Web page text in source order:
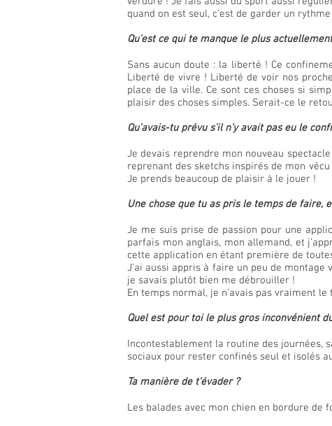
quand on est seul, c’est de garder un
Qu’est ce qui te manque le plus
Sans aucun doute : la liberté ! Ce
Liberté de vivre ! Liberté de voir nos
place de la ville. Ce sont ces choses si
plaisir des choses simples. Serait-ce le
Qu’avais-tu prévu s’il n’y avait pas eu le
Je devais reprendre mon nouveau
reprenant des sketchs inspirés de mon
Je prends beaucoup de plaisir à le jouer !
Une chose que tu as pris le temps de faire,
Je me suis prise de passion pour une
parfais mon anglais, mon allemand, et
cette application en étant première de
J’ai aussi appris à faire un peu de
je savais plutôt bien me débrouiller !
En temps normal, je n’avais pas vraiment
Quel est pour toi le plus gros inconvénient
Incontestablement la routine des journées,
sociaux pour rester confinés seul et isolés
Ta manière de t’évader ?
Les balades avec mon chien en bordure de